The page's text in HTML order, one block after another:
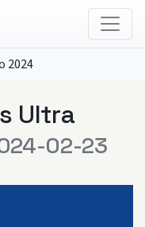
2024
Ultra
02-23